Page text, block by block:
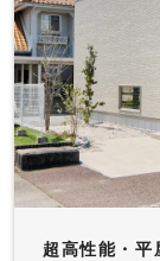
超高性能・平